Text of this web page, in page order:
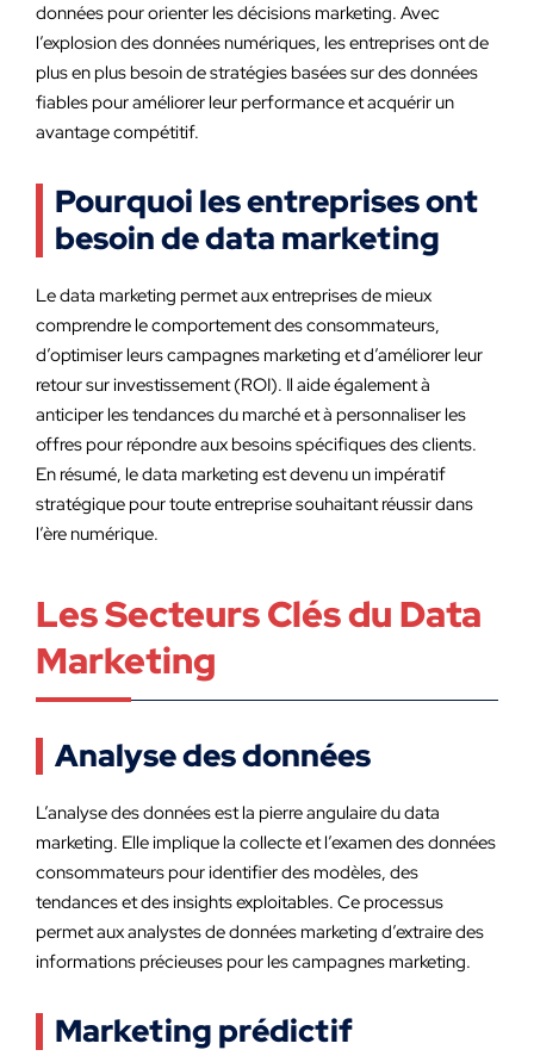
données pour orienter les décisions marketing. Avec
l’explosion des données numériques, les entreprises ont de
plus en plus besoin de stratégies basées sur des données
fiables pour améliorer leur performance et acquérir un
avantage compétitif.
Pourquoi les entreprises ont
besoin de data marketing
Le data marketing permet aux entreprises de mieux
comprendre le comportement des consommateurs,
d’optimiser leurs campagnes marketing et d’améliorer leur
retour sur investissement (ROI). Il aide également à
anticiper les tendances du marché et à personnaliser les
offres pour répondre aux besoins spécifiques des clients.
En résumé, le data marketing est devenu un impératif
stratégique pour toute entreprise souhaitant réussir dans
l’ère numérique.
Les Secteurs Clés du Data
Marketing
Analyse des données
L’analyse des données est la pierre angulaire du data
marketing. Elle implique la collecte et l’examen des données
consommateurs pour identifier des modèles, des
tendances et des insights exploitables. Ce processus
permet aux analystes de données marketing d’extraire des
informations précieuses pour les campagnes marketing.
Marketing prédictif